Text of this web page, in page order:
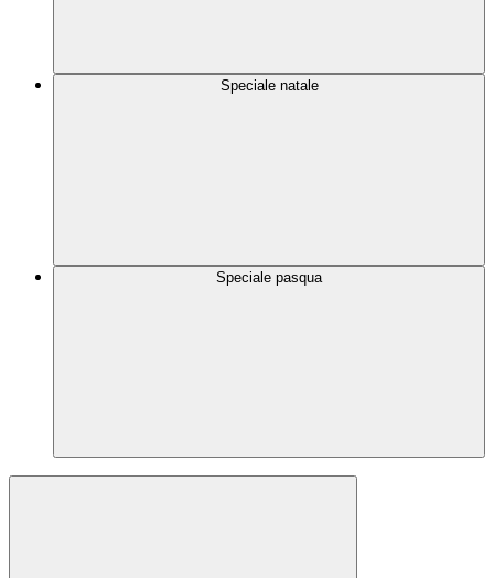
Speciale natale
Speciale pasqua